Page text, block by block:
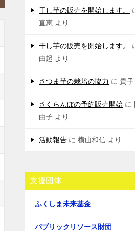
干し芋の販売を開始します。
直恵 より
干し芋の販売を開始します。
由起 より
さつま芋の栽培の協力 に 貴子
さくらんぼの予約販売開始 に
由子 より
活動報告 に 横山和信 より
支援団体
ふくしま未来基金
パブリックリソース財団